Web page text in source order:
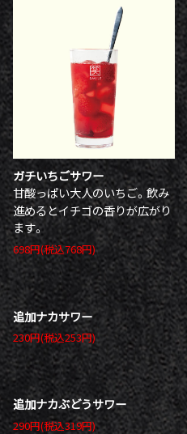
ガチいちごサワー
甘酸っぱい大人のいちご。飲み
進めるとイチゴの香りが広がり
ます。
698円(税込768円)
追加ナカサワー
230円(税込253円)
追加ナカぶどうサワー
290円(税込319円)